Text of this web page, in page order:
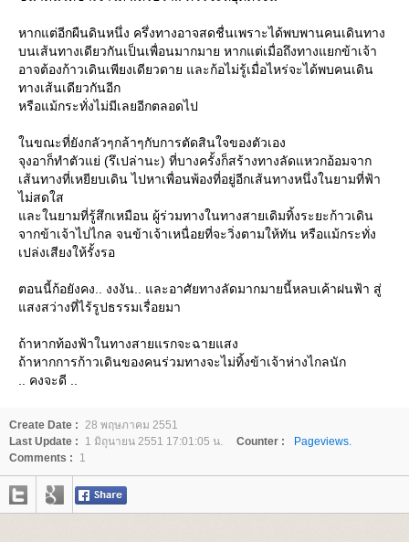
หากแต่อีกผืนดินหนึ่ง ครึ่งทางอาจสดชื่นเพราะได้พบพานคนเดินทาง
บนเส้นทางเดียวกันเป็นเพื่อนมากมาย หากแต่เมื่อถึงทางแยกข้าเจ้า
อาจต้องก้าวเดินเพียงเดียวดาย และก้อไม่รู้เมื่อไหร่จะได้พบคนเดิน
ทางเส้นเดียวกันอีก
หรือแม้กระทั่งไม่มีเลยอีกตลอดไป
นขณะที่ยังกลัวๆกล้าๆกับการตัดสินใจของตัวเอง
จุงอาก็ทำตัวแย่ (รึเปล่านะ) ที่บางครั้งก็สร้างทางลัดแหวกอ้อมจาก
เส้นทางที่เหยียบเดิน ไปหาเพื่อนพ้องที่อยู่อีกเส้นทางหนึ่งในยามที่ฟ้า
ไม่สดใส
ละในยามที่รู้สึกเหมือน ผู้ร่วมทางในทางสายเดิมทิ้งระยะก้าวเดิน
จากข้าเจ้าไปไกล จนข้าเจ้าเหนื่อยที่จะวิ่งตามให้ทัน หรือแม้กระทั่ง
เปล่งเสียงให้รั้งรอ
ตอนนี้ก้อยังคง.. งงงัน.. และอาศัยทางลัดมากมายนี้หลบเค้าฝนฟ้า สู่
สงสว่างที่ไร้รูปธรรมเรื่อยมา
ถ้าหากท้องฟ้าในทางสายแรกจะฉายแสง
ถ้าหากการก้าวเดินของคนร่วมทางจะไม่ทิ้งข้าเจ้าห่างไกลนัก
.. คงจะดี ..
Create Date : 28 พฤษภาคม 2551
Last Update :
1 มิถุนายน 2551 17:01:05 น. Counter :
Pageviews.
Comments :
1